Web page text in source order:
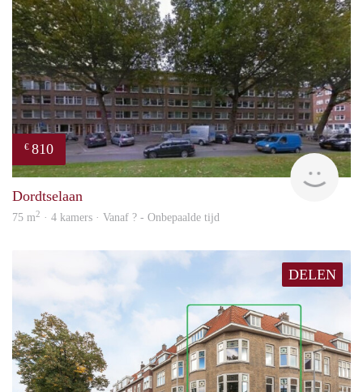
€ 810
Dordtselaan
75 m2 · 4 kamers · Vanaf ? - Onbepaalde tijd
DELEN